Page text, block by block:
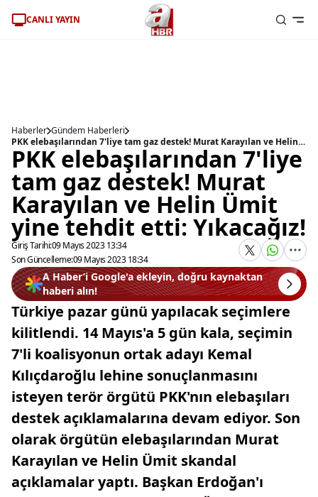
CANLI YAYIN
Haberler Gündem Haberleri
PKK elebaşılarından 7'liye tam gaz destek! Murat Karayılan ve Helin Ümit yine tehdit etti: Yıkacağız!
PKK elebaşılarından 7'liye
tam gaz destek! Murat
Karayılan ve Helin Ümit
yine tehdit etti: Yıkacağız!
Giriş Tarihi:09 Mayıs 2023 13:34
Son Güncelleme:09 Mayıs 2023 18:34
A Haber’i Google'a ekleyin, doğru kaynaktan
haberi alın!
Türkiye pazar günü yapılacak seçimlere
kilitlendi. 14 Mayıs'a 5 gün kala, seçimin
7'li koalisyonun ortak adayı Kemal
Kılıçdaroğlu lehine sonuçlanmasını
isteyen terör örgütü PKK'nın elebaşıları
destek açıklamalarına devam ediyor. Son
olarak örgütün elebaşılarından Murat
Karayılan ve Helin Ümit skandal
açıklamalar yaptı. Başkan Erdoğan'ı